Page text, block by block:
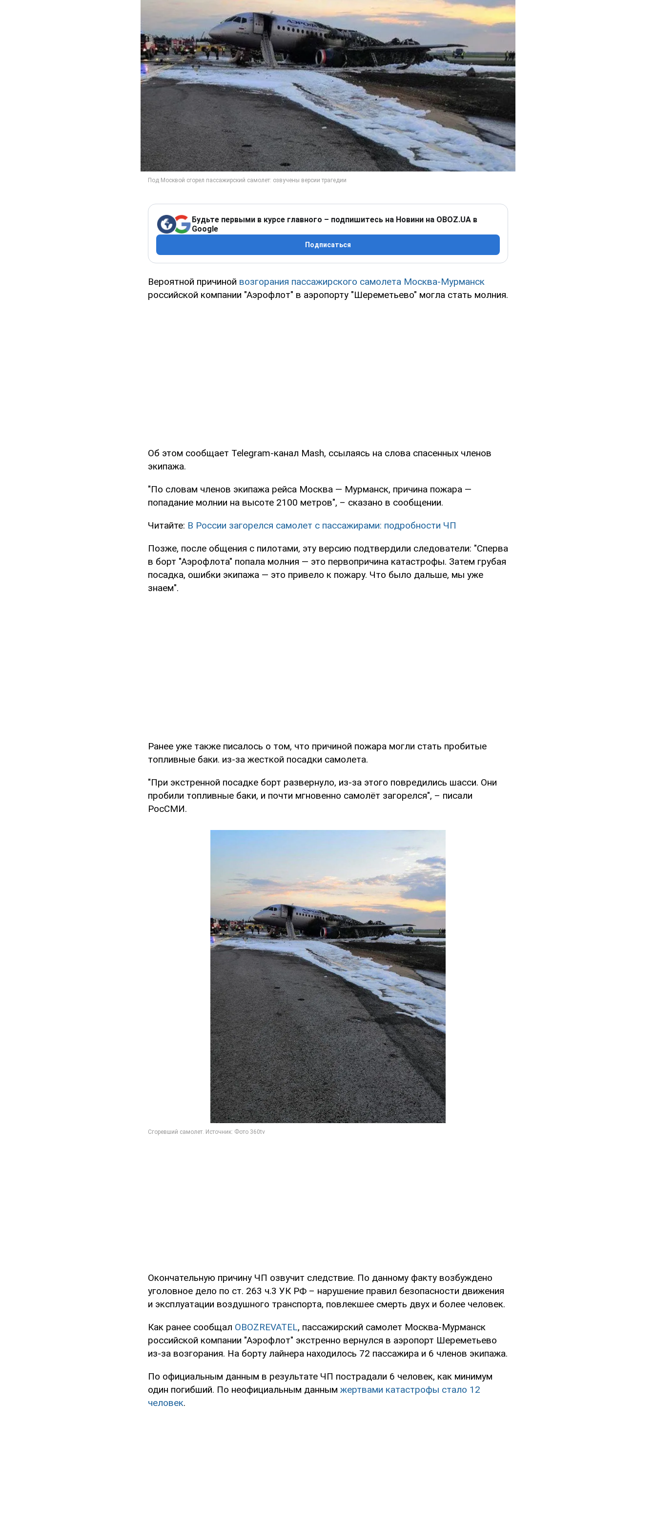
Будьте первыми в курсе главного – подпишитесь на Новини на OBOZ.UA в
Google
Подписаться
Вероятной причиной возгорания пассажирского самолета Москва-Мурманск
российской компании "Аэрофлот" в аэропорту "Шереметьево" могла стать молния.
Об этом сообщает Telegram-канал Mash, ссылаясь на слова спасенных членов
экипажа.
"По словам членов экипажа рейса Москва — Мурманск, причина пожара —
попадание молнии на высоте 2100 метров", – сказано в сообщении.
Читайте: В России загорелся самолет с пассажирами: подробности ЧП
Позже, после общения с пилотами, эту версию подтвердили следователи: "Сперва
в борт "Аэрофлота" попала молния — это первопричина катастрофы. Затем грубая
посадка, ошибки экипажа — это привело к пожару. Что было дальше, мы уже
знаем".
Ранее уже также писалось о том, что причиной пожара могли стать пробитые
топливные баки. из-за жесткой посадки самолета.
"При экстренной посадке борт развернуло, из-за этого повредились шасси. Они
пробили топливные баки, и почти мгновенно самолёт загорелся", – писали
РосСМИ.
Окончательную причину ЧП озвучит следствие. По данному факту возбуждено
уголовное дело по ст. 263 ч.3 УК РФ – нарушение правил безопасности движения
и эксплуатации воздушного транспорта, повлекшее смерть двух и более человек.
Как ранее сообщал OBOZREVATEL, пассажирский самолет Москва-Мурманск
российской компании "Аэрофлот" экстренно вернулся в аэропорт Шереметьево
из-за возгорания. На борту лайнера находилось 72 пассажира и 6 членов экипажа.
По официальным данным в результате ЧП пострадали 6 человек, как минимум
один погибший. По неофициальным данным жертвами катастрофы стало 12
человек.